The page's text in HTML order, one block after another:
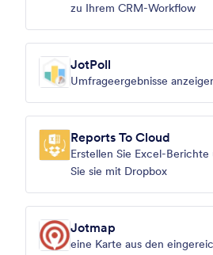
zu Ihrem CRM-Workflow
JotPoll
Umfrageergebnisse
Reports To Cloud
Erstellen Sie Excel-
Sie sie mit Dropbox
Jotmap
eine Karte aus den